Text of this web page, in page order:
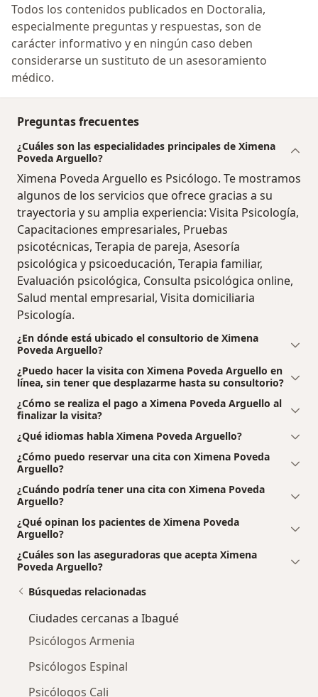
Todos los contenidos publicados en Doctoralia,
especialmente preguntas y respuestas, son de
carácter informativo y en ningún caso deben
considerarse un sustituto de un asesoramiento
médico.
Preguntas frecuentes
¿Cuáles son las especialidades principales de Ximena
Poveda Arguello?
Ximena Poveda Arguello es Psicólogo. Te mostramos
algunos de los servicios que ofrece gracias a su
trayectoria y su amplia experiencia: Visita Psicología,
Capacitaciones empresariales, Pruebas
psicotécnicas, Terapia de pareja, Asesoría
psicológica y psicoeducación, Terapia familiar,
Evaluación psicológica, Consulta psicológica online,
Salud mental empresarial, Visita domiciliaria
Psicología.
¿En dónde está ubicado el consultorio de Ximena
Poveda Arguello?
¿Puedo hacer la visita con Ximena Poveda Arguello en
línea, sin tener que desplazarme hasta su consultorio?
¿Cómo se realiza el pago a Ximena Poveda Arguello al
finalizar la visita?
¿Qué idiomas habla Ximena Poveda Arguello?
¿Cómo puedo reservar una cita con Ximena Poveda
Arguello?
¿Cuándo podría tener una cita con Ximena Poveda
Arguello?
¿Qué opinan los pacientes de Ximena Poveda
Arguello?
¿Cuáles son las aseguradoras que acepta Ximena
Poveda Arguello?
Búsquedas relacionadas
Ciudades cercanas a Ibagué
Psicólogos Armenia
Psicólogos Espinal
Psicólogos Cali